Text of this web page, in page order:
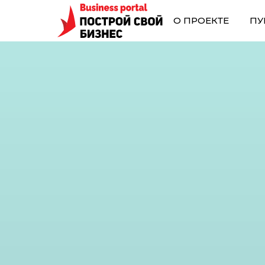
О ПРОЕКТЕ